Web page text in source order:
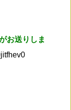
お送りしま